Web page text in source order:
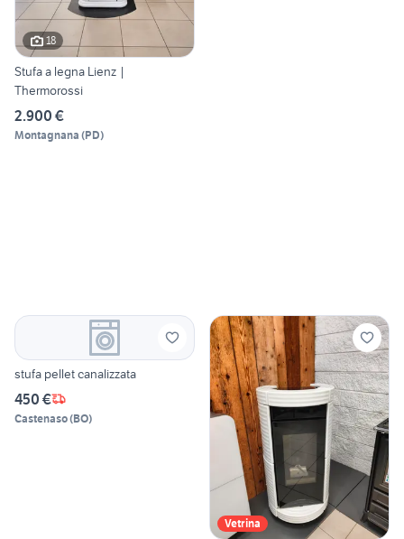
18
Stufa a legna Lienz |
Thermorossi
2.900 €
Montagnana (PD)
stufa pellet canalizzata
450 €
Castenaso(BO)
Vetrina